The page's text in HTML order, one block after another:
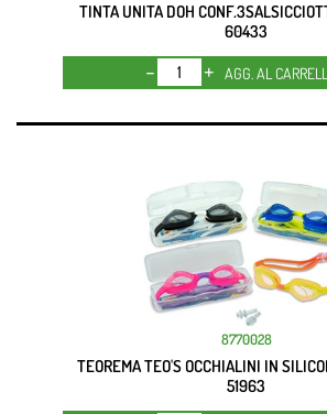
TINTA UNITA DOH
60433
Quantità
AGG. AL
8770028
TEOREMA TEO'S OCCHIALINI IN
51963